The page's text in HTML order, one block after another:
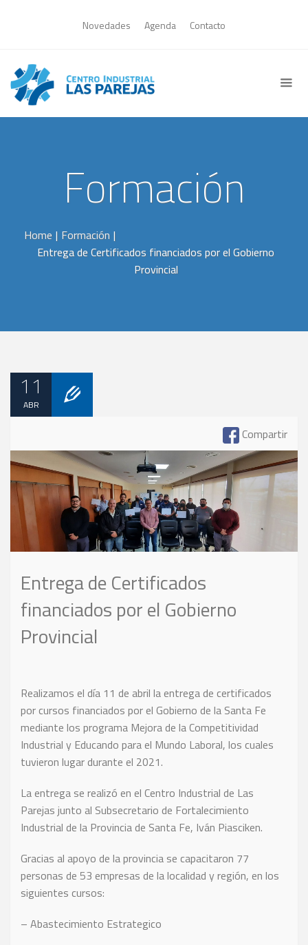
Novedades Agenda Contacto
Formación
Home | Formación |
Entrega de Certificados financiados por el Gobierno
Provincial
11
ABR
Compartir
Entrega de Certificados
financiados por el Gobierno
Provincial
Realizamos el día 11 de abril la entrega de certificados
por cursos financiados por el Gobierno de la Santa Fe
mediante los programa Mejora de la Competitividad
Industrial y Educando para el Mundo Laboral, los cuales
tuvieron lugar durante el 2021.
La entrega se realizó en el Centro Industrial de Las
Parejas junto al Subsecretario de Fortalecimiento
Industrial de la Provincia de Santa Fe, Iván Piasciken.
Gracias al apoyo de la provincia se capacitaron 77
personas de 53 empresas de la localidad y región, en los
siguientes cursos:
– Abastecimiento Estrategico